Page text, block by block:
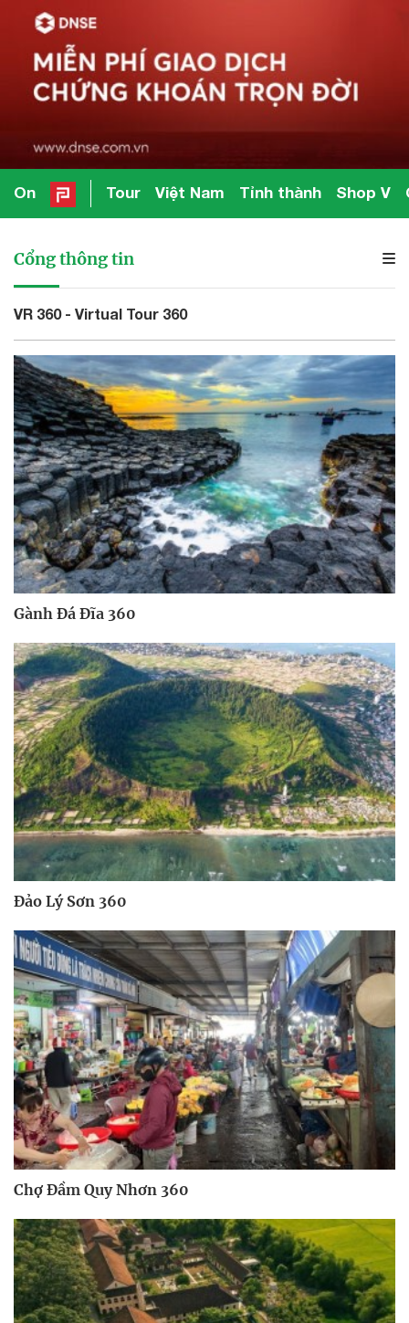
On Tour Việt Nam Tỉnh thành Shop V
Cổng thông tin
VR 360 - Virtual Tour 360
Gành Đá Đĩa 360
Đảo Lý Sơn 360
Chợ Đầm Quy Nhơn 360